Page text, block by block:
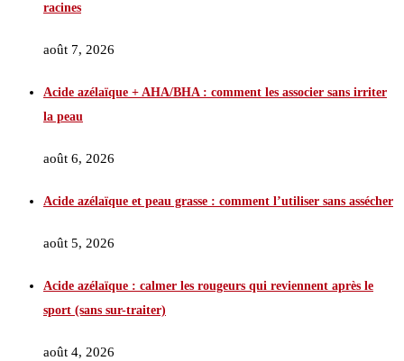
racines
août 7, 2026
Acide azélaïque + AHA/BHA : comment les associer sans irriter
la peau
août 6, 2026
Acide azélaïque et peau grasse : comment l’utiliser sans assécher
août 5, 2026
Acide azélaïque : calmer les rougeurs qui reviennent après le
sport (sans sur-traiter)
août 4, 2026